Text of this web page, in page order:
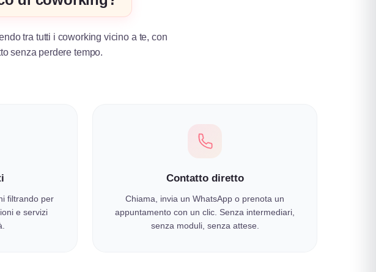
tra tutti i coworking vicino a te, con
senza perdere tempo.
filtrando per
e servizi
Contatto diretto
Chiama, invia un WhatsApp o prenota un
appuntamento con un clic. Senza intermediari,
senza moduli, senza attese.